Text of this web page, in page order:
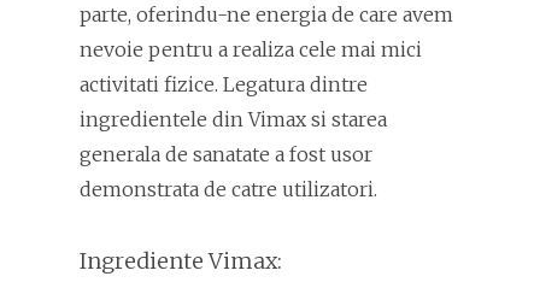
parte, oferindu-ne energia de care avem
nevoie pentru a realiza cele mai mici
activitati fizice. Legatura dintre
ingredientele din Vimax si starea
generala de sanatate a fost usor
demonstrata de catre utilizatori.
Ingrediente Vimax: